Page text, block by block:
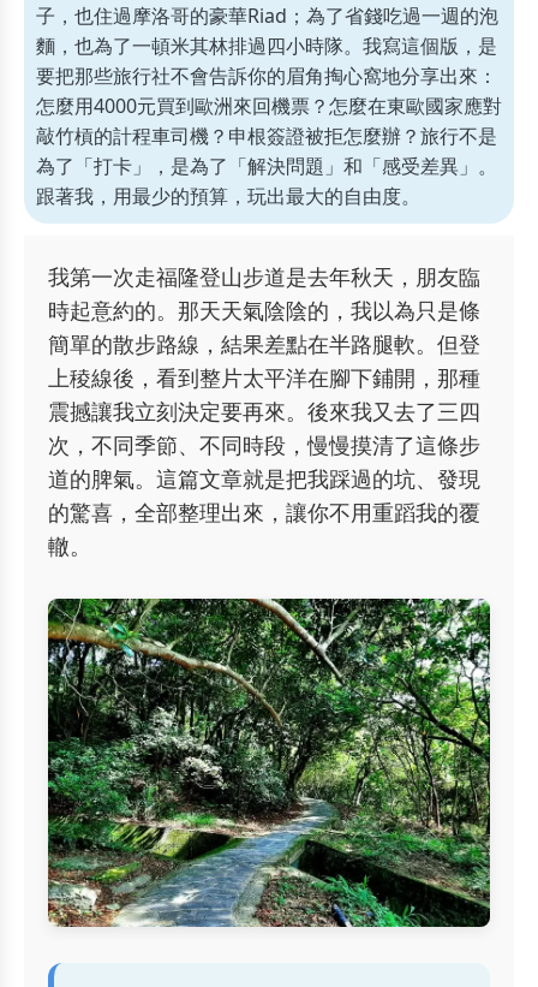
子，也住過摩洛哥的豪華Riad；為了省錢吃過一週的泡
麵，也為了一頓米其林排過四小時隊。我寫這個版，是
要把那些旅行社不會告訴你的眉角掏心窩地分享出來：
怎麼用4000元買到歐洲來回機票？怎麼在東歐國家應對
敲竹槓的計程車司機？申根簽證被拒怎麼辦？旅行不是
為了「打卡」，是為了「解決問題」和「感受差異」。
跟著我，用最少的預算，玩出最大的自由度。
我第一次走福隆登山步道是去年秋天，朋友臨
時起意約的。那天天氣陰陰的，我以為只是條
簡單的散步路線，結果差點在半路腿軟。但登
上稜線後，看到整片太平洋在腳下鋪開，那種
震撼讓我立刻決定要再來。後來我又去了三四
次，不同季節、不同時段，慢慢摸清了這條步
道的脾氣。這篇文章就是把我踩過的坑、發現
的驚喜，全部整理出來，讓你不用重蹈我的覆
轍。